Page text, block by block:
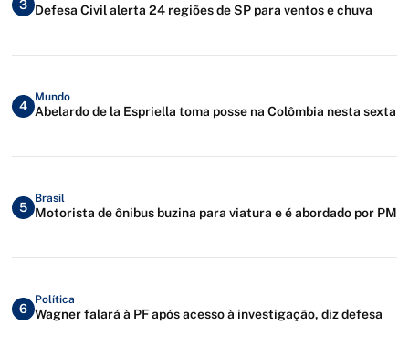
3 Defesa Civil alerta 24 regiões de SP para ventos e chuva
4
Mundo
Abelardo de la Espriella toma posse na Colômbia nesta sexta
5
Brasil
Motorista de ônibus buzina para viatura e é abordado por PM
6
Política
Wagner falará à PF após acesso à investigação, diz defesa